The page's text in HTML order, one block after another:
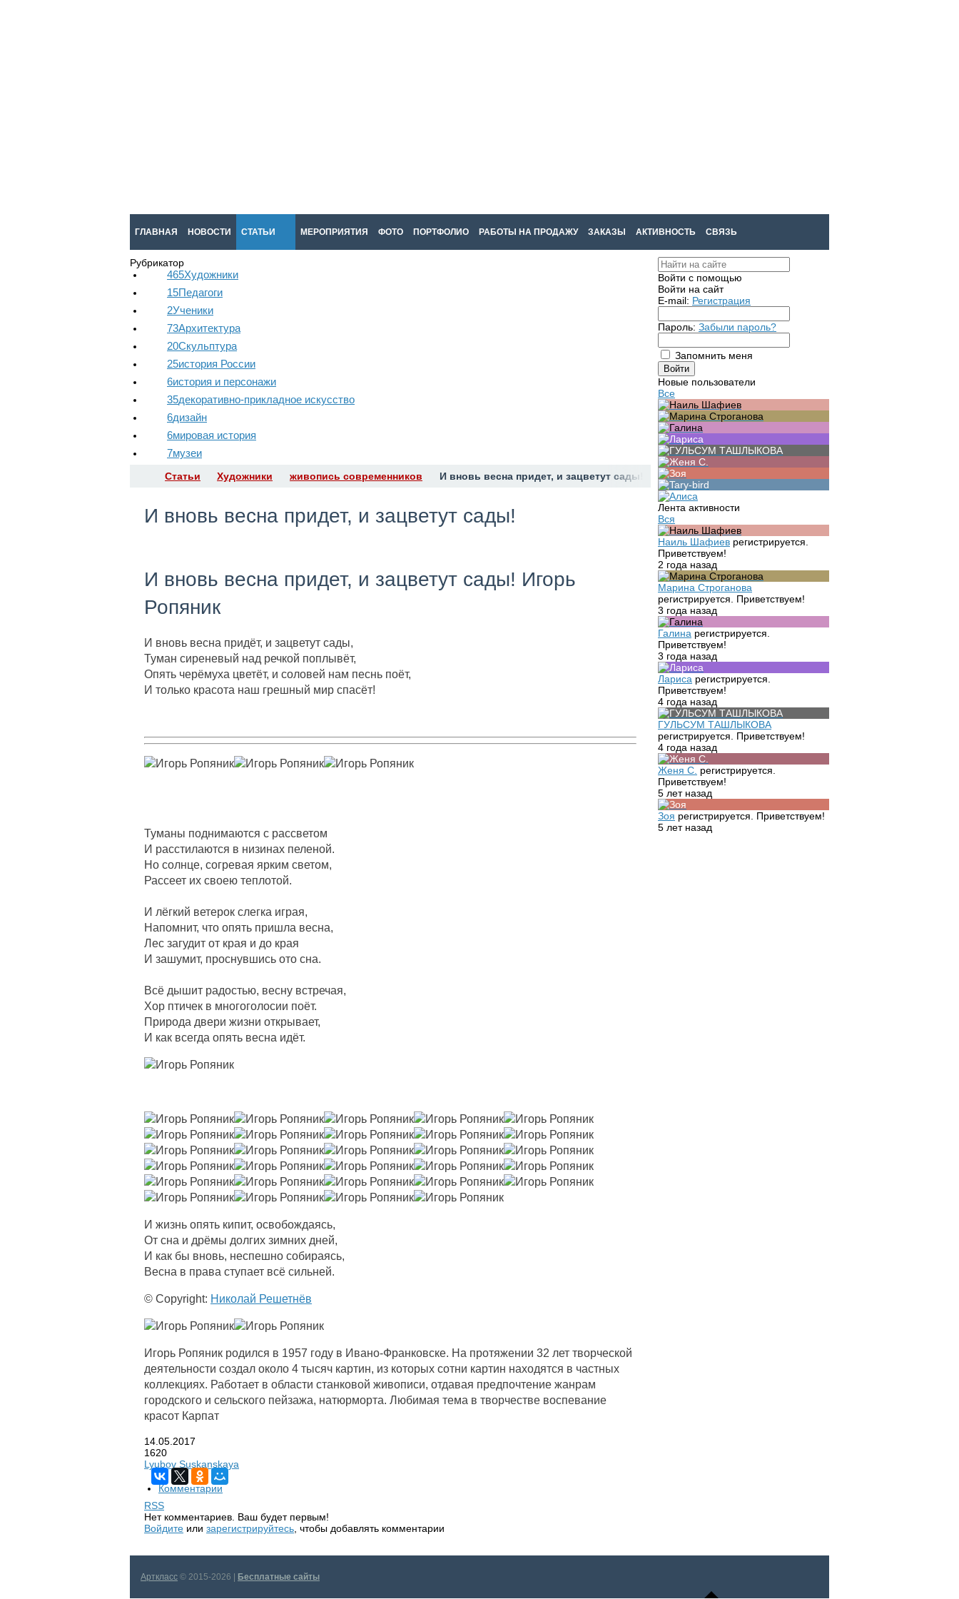
ГЛАВНАЯ НОВОСТИ СТАТЬИ МЕРОПРИЯТИЯ ФОТО ПОРТФОЛИО РАБОТЫ НА ПРОДАЖУ ЗАКАЗЫ АКТИВНОСТЬ СВЯЗЬ
Рубрикатор
465Художники
15Педагоги
2Ученики
73Архитектура
20Скульптура
25история России
6история и персонажи
35декоративно-прикладное искусство
6дизайн
6мировая история
7музеи
Статьи Художники живопись современников И вновь весна придет, и зацветут сады!
И вновь весна придет, и зацветут сады!
И вновь весна придет, и зацветут сады! Игорь
Ропяник
И вновь весна придёт, и зацветут сады,
Туман сиреневый над речкой поплывёт,
Опять черёмуха цветёт, и соловей нам песнь поёт,
И только красота наш грешный мир спасёт!
Туманы поднимаются с рассветом
И расстилаются в низинах пеленой.
Но солнце, согревая ярким светом,
Рассеет их своею теплотой.
И лёгкий ветерок слегка играя,
Напомнит, что опять пришла весна,
Лес загудит от края и до края
И зашумит, проснувшись ото сна.
Всё дышит радостью, весну встречая,
Хор птичек в многоголосии поёт.
Природа двери жизни открывает,
И как всегда опять весна идёт.
И жизнь опять кипит, освобождаясь,
От сна и дрёмы долгих зимних дней,
И как бы вновь, неспешно собираясь,
Весна в права ступает всё сильней.
© Copyright: Николай Решетнёв
Игорь Ропяник родился в 1957 году в Ивано-Франковске. На протяжении 32 лет творческой
деятельности создал около 4 тысяч картин, из которых сотни картин находятся в частных
коллекциях. Работает в области станковой живописи, отдавая предпочтение жанрам
городского и сельского пейзажа, натюрморта. Любимая тема в творчестве воспевание
красот Карпат
14.05.2017
1620
Lyubov Suskanskaya
Комментарии
RSS
Нет комментариев. Ваш будет первым!
Войдите или зарегистрируйтесь , чтобы добавлять комментарии
Войти с помощью
Войти на сайт
E-mail: Регистрация
Пароль: Забыли пароль?
Запомнить меня
Новые пользователи
Все
Лента активности
Вся
Наиль Шафиев регистрируется.
Приветствуем!
2 года назад
Марина Строганова
регистрируется. Приветствуем!
3 года назад
Галина регистрируется.
Приветствуем!
3 года назад
Лариса регистрируется.
Приветствуем!
4 года назад
ГУЛЬСУМ ТАШЛЫКОВА
регистрируется. Приветствуем!
4 года назад
Женя С. регистрируется.
Приветствуем!
5 лет назад
Зоя регистрируется. Приветствуем!
5 лет назад
Арткласс © 2015-2026 | Бесплатные сайты